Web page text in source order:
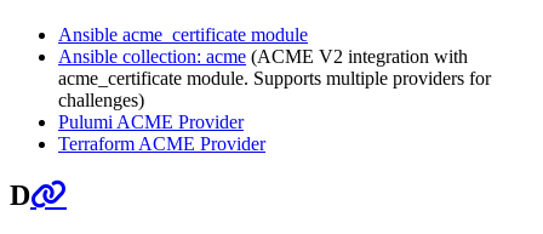
Ansible acme_certificate module
Ansible collection: acme (ACME V2 integration with
acme_certificate module. Supports multiple providers for
challenges)
Pulumi ACME Provider
Terraform ACME Provider
D